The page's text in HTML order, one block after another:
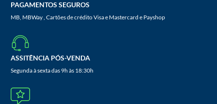
PAGAMENTOS SEGUROS
MB, MBWay , Cartões de crédito Visa e Mastercard e Payshop
ASSITÊNCIA PÓS-VENDA
Segunda à sexta das 9h às 18:30h